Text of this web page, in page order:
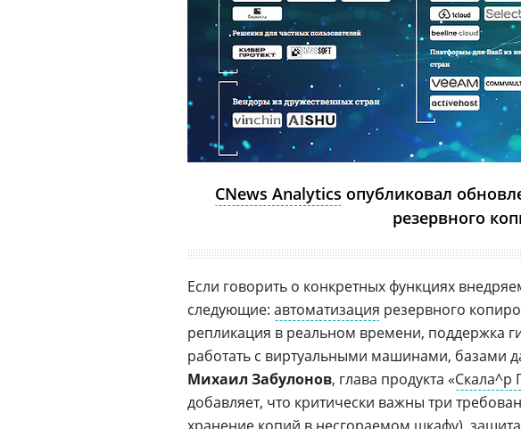
CNews Analytics опубликовал
резервного
Если говорить о конкретных функциях
следующие: автоматизация резервного
репликация в реальном времени, поддержка
работать с виртуальными машинами, базами
Михаил Забулонов, глава продукта «Скала^р
добавляет, что критически важны три